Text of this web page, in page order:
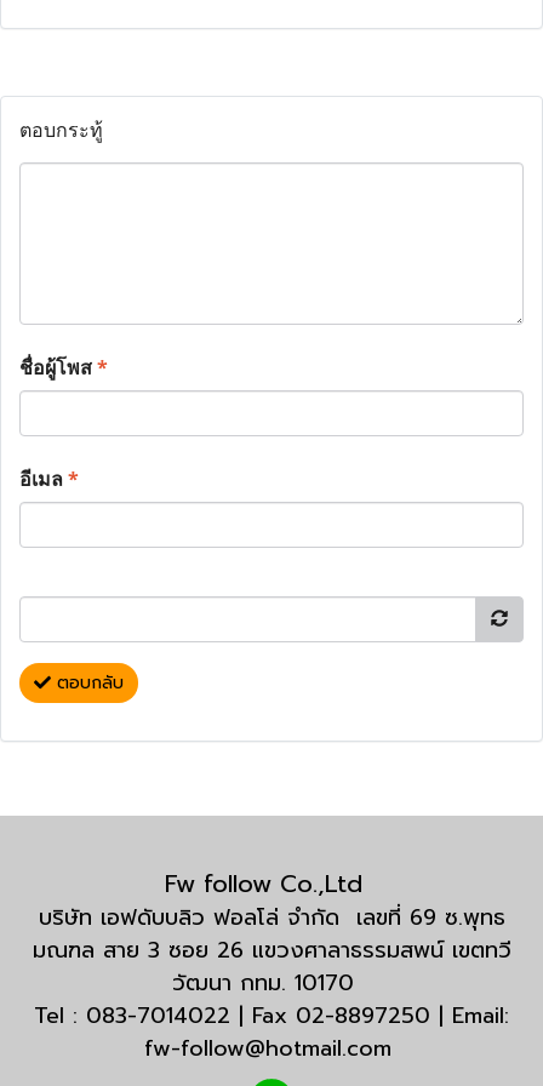
ตอบกระทู้
ชื่อผู้โพส*
อีเมล*
ตอบกลับ
Fw follow Co.,Ltd
บริษัท เอฟดับบลิว ฟอลโล่ จำกัด เลขที่ 69 ซ.พุทธ
มณฑล สาย 3 ซอย 26 แขวงศาลาธรรมสพน์ เขตทวี
วัฒนา กทม. 10170
Tel : 083-7014022 | Fax 02-8897250 | Email:
fw-follow@hotmail.com